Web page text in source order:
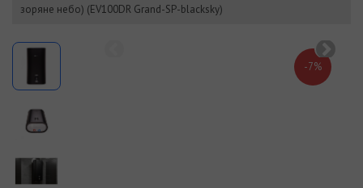
зоряне небо) (EV100DR Grand-SP-blacksky)
-7%